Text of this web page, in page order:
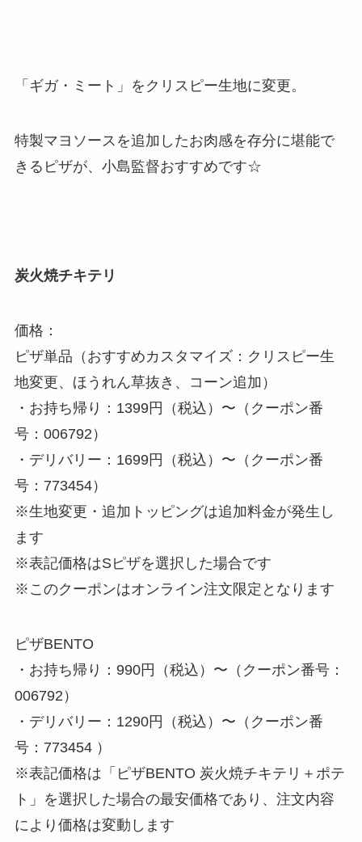
「ギガ・ミート」をクリスピー生地に変更。
特製マヨソースを追加したお肉感を存分に堪能で
きるピザが、小島監督おすすめです☆
炭火焼チキテリ
価格：
ピザ単品（おすすめカスタマイズ：クリスピー生
地変更、ほうれん草抜き、コーン追加）
・お持ち帰り：1399円（税込）〜（クーポン番
号：006792）
・デリバリー：1699円（税込）〜（クーポン番
号：773454）
※生地変更・追加トッピングは追加料金が発生し
ます
※表記価格はSピザを選択した場合です
※このクーポンはオンライン注文限定となります
ピザBENTO
・お持ち帰り：990円（税込）〜（クーポン番号：
006792）
・デリバリー：1290​円（税込）〜（クーポン番
号：773454 ）
※表記価格は「ピザBENTO 炭火焼チキテリ＋ポテ
ト」を選択した場合の最安価格であり、注文内容
により価格は変動します